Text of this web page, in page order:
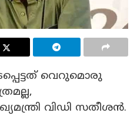
വെറുമൊരു
വിഡി സതീശൻ.